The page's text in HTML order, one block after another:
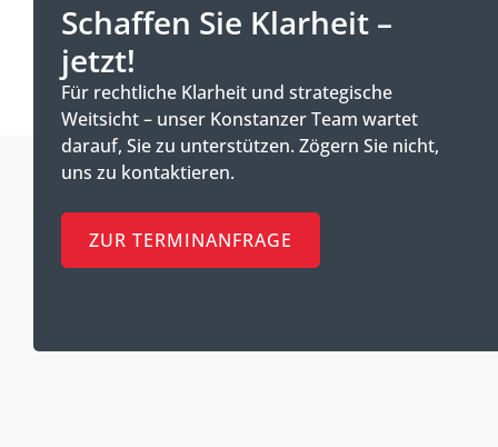
Schaffen Sie Klarheit –
jetzt!
Für rechtliche Klarheit und strategische
Weitsicht – unser Konstanzer Team wartet
darauf, Sie zu unterstützen. Zögern Sie nicht,
uns zu kontaktieren.
ZUR TERMINANFRAGE